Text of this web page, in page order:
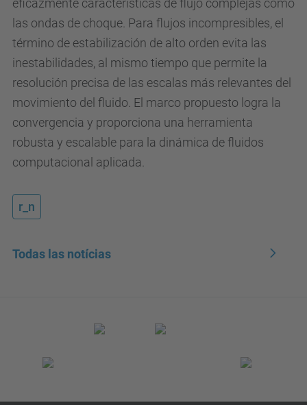
eficazmente características de flujo complejas como
las ondas de choque. Para flujos incompresibles, el
término de estabilización de alto orden evita las
inestabilidades, al mismo tiempo que permite la
resolución precisa de las escalas más relevantes del
movimiento del fluido. El marco propuesto logra la
convergencia y proporciona una herramienta
robusta y escalable para la dinámica de fluidos
computacional aplicada.
r_n
Todas las notícias